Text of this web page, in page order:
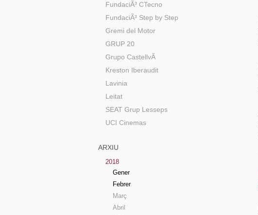
FundaciÃ³ CTecno
FundaciÃ³ Step by Step
Gremi del Motor
GRUP 20
Grupo CastellvÃ­
Kreston Iberaudit
Lavinia
Leitat
SEAT Grup Lesseps
UCI Cinemas
ARXIU
2018
Gener
Febrer
Març
Abril